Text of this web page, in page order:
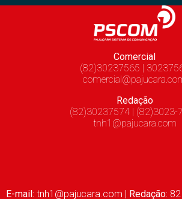
Comercial
(82)30237565 |
Redação
(82)30237574 | (82)3023-
tnh1@pajucara.com
E-mail: tnh1@pajucara.com | Redação: